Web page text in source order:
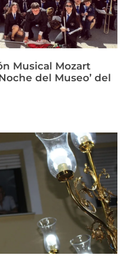
Musical Mozart
del Museo’ del